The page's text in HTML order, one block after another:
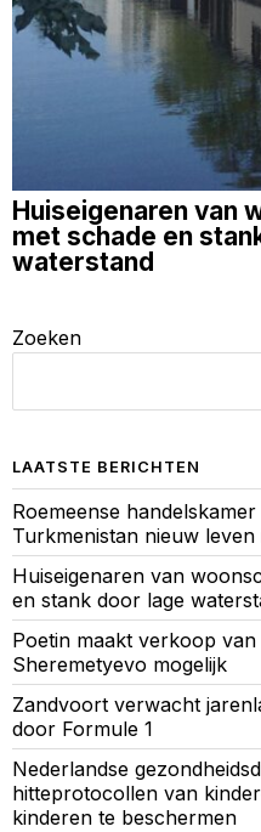
Huiseigenaren van
met schade en
waterstand
Zoeken
LAATSTE BERICHTEN
Roemeense
Turkmenistan nieuw
Huiseigenaren van
en stank door lage
Poetin maakt verkoop
Sheremetyevo mogelijk
Zandvoort verwacht
door Formule 1
Nederlandse
hitteprotocollen van
kinderen te beschermen